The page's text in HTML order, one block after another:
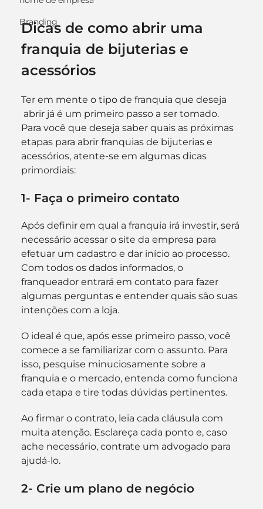
Branding
Dicas de como abrir uma
franquia de bijuterias e
acessórios
Ter em mente o tipo de franquia que deseja
abrir já é um primeiro passo a ser tomado.
Para você que deseja saber quais as próximas
etapas para abrir franquias de bijuterias e
acessórios, atente-se em algumas dicas
primordiais:
1- Faça o primeiro contato
Após definir em qual a franquia irá investir, será
necessário acessar o site da empresa para
efetuar um cadastro e dar início ao processo.
Com todos os dados informados, o
franqueador entrará em contato para fazer
algumas perguntas e entender quais são suas
intenções com a loja.
O ideal é que, após esse primeiro passo, você
comece a se familiarizar com o assunto. Para
isso, pesquise minuciosamente sobre a
franquia e o mercado, entenda como funciona
cada etapa e tire todas dúvidas pertinentes.
Ao firmar o contrato, leia cada cláusula com
muita atenção. Esclareça cada ponto e, caso
ache necessário, contrate um advogado para
ajudá-lo.
2- Crie um plano de negócio